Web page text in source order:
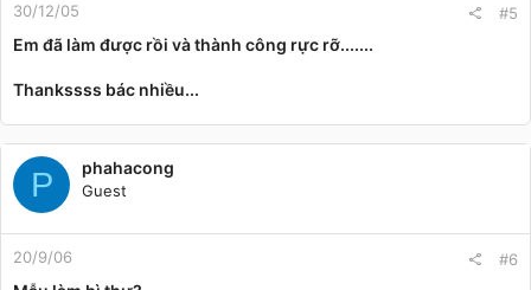
30/12/05 #5
Em đã làm được rồi và thành công rực rỡ.......
Thankssss bác nhiều...
P phahacong
Guest
20/9/06 #6